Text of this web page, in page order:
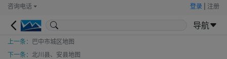
咨询电话 登录 注册
导航
上一条：
巴中市城区地图
下一条： 北川县、安县地图